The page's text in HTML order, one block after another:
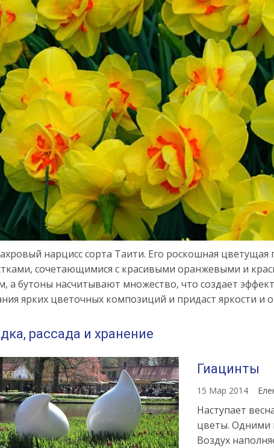
нарцисс сорта Таити. Его роскошная
сочетающимися с красивыми оранжевыми и
а бутоны насчитывают множество, что создает
ярких цветочных композиций и придаст яркости и
рассада и хранение
Гиацинты
15 Мар 2014
Наступает
цветы. Одними
Воздух